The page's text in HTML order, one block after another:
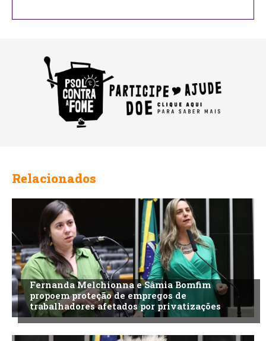
Relacionados
Fernanda Melchionna e Sâmia Bomfim
propoem proteção de empregos de
trabalhadores afetados por privatizações